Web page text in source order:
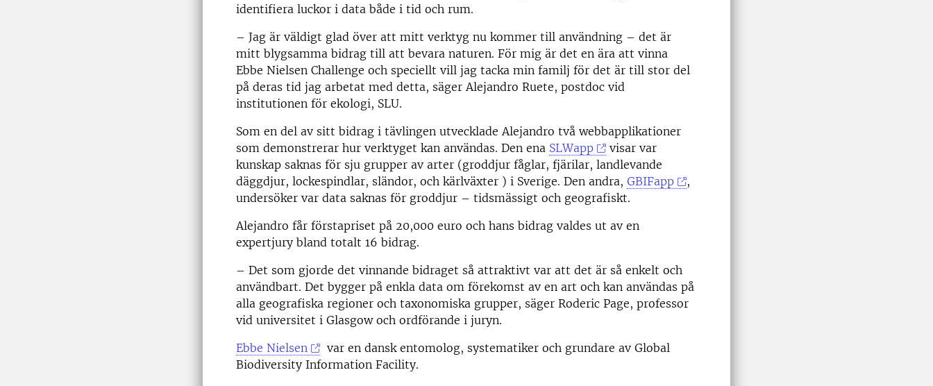
identifiera luckor i data både i tid och rum.
– Jag är väldigt glad över att mitt verktyg nu kommer till användning – det är
mitt blygsamma bidrag till att bevara naturen. För mig är det en ära att vinna
Ebbe Nielsen Challenge och speciellt vill jag tacka min familj för det är till stor del
på deras tid jag arbetat med detta, säger Alejandro Ruete, postdoc vid
institutionen för ekologi, SLU.
Som en del av sitt bidrag i tävlingen utvecklade Alejandro två webbapplikationer
som demonstrerar hur verktyget kan användas. Den ena SLWapp
visar var
kunskap saknas för sju grupper av arter (groddjur fåglar, fjärilar, landlevande
däggdjur, lockespindlar, sländor, och kärlväxter ) i Sverige. Den andra, GBIFapp
,
undersöker var data saknas för groddjur – tidsmässigt och geografiskt.
Alejandro får förstapriset på 20,000 euro och hans bidrag valdes ut av en
expertjury bland totalt 16 bidrag.
– Det som gjorde det vinnande bidraget så attraktivt var att det är så enkelt och
användbart. Det bygger på enkla data om förekomst av en art och kan användas på
alla geografiska regioner och taxonomiska grupper, säger Roderic Page, professor
vid universitet i Glasgow och ordförande i juryn.
Ebbe Nielsen
var en dansk entomolog, systematiker och grundare av Global
Biodiversity Information Facility.